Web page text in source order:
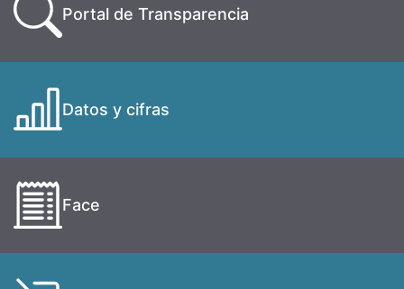
Portal de Transparencia
Datos y cifras
Face